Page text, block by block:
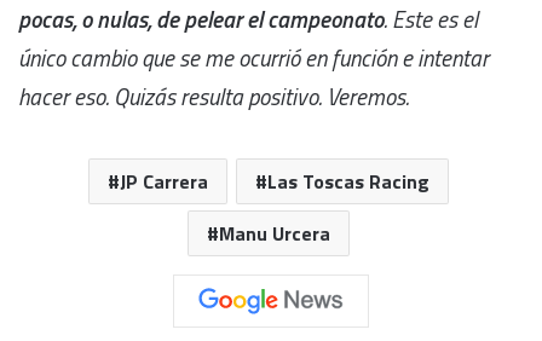
pocas, o nulas, de pelear el campeonato. Este es el
único cambio que se me ocurrió en función e intentar
hacer eso. Quizás resulta positivo. Veremos.
JP Carrera
Las Toscas Racing
Manu Urcera